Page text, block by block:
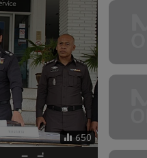
650